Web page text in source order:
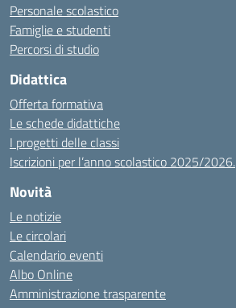
Personale scolastico
Famiglie e studenti
Percorsi di studio
Didattica
Offerta formativa
Le schede didattiche
I progetti delle classi
Iscrizioni per l’anno scolastico 2025/2026.
Novità
Le notizie
Le circolari
Calendario eventi
Albo Online
Amministrazione trasparente